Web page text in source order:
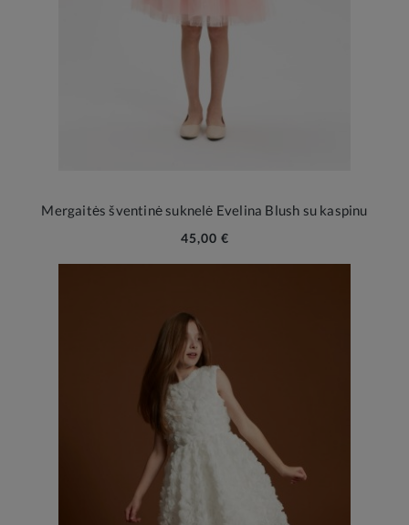
Mergaitės šventinė suknelė Evelina Blush su kaspinu
45,00 €